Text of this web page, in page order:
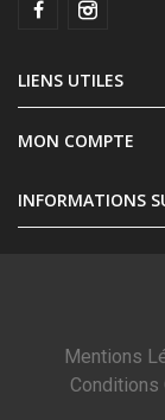
INFORMATIONS
LIENS UTILES
MON COMPTE
Mentions
Conditions